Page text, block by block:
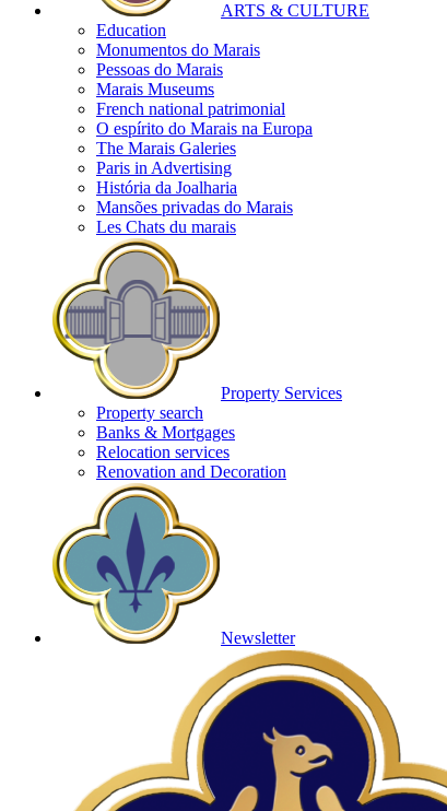
ARTS & CULTURE
Education
Monumentos do Marais
Pessoas do Marais
Marais Museums
French national patrimonial
O espírito do Marais na Europa
The Marais Galeries
Paris in Advertising
História da Joalharia
Mansões privadas do Marais
Les Chats du marais
Property Services
Property search
Banks & Mortgages
Relocation services
Renovation and Decoration
Newsletter